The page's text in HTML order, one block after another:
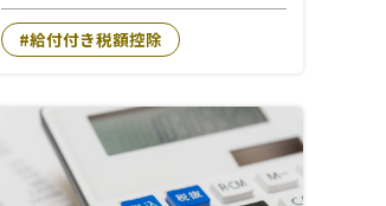
給付付き税額控除